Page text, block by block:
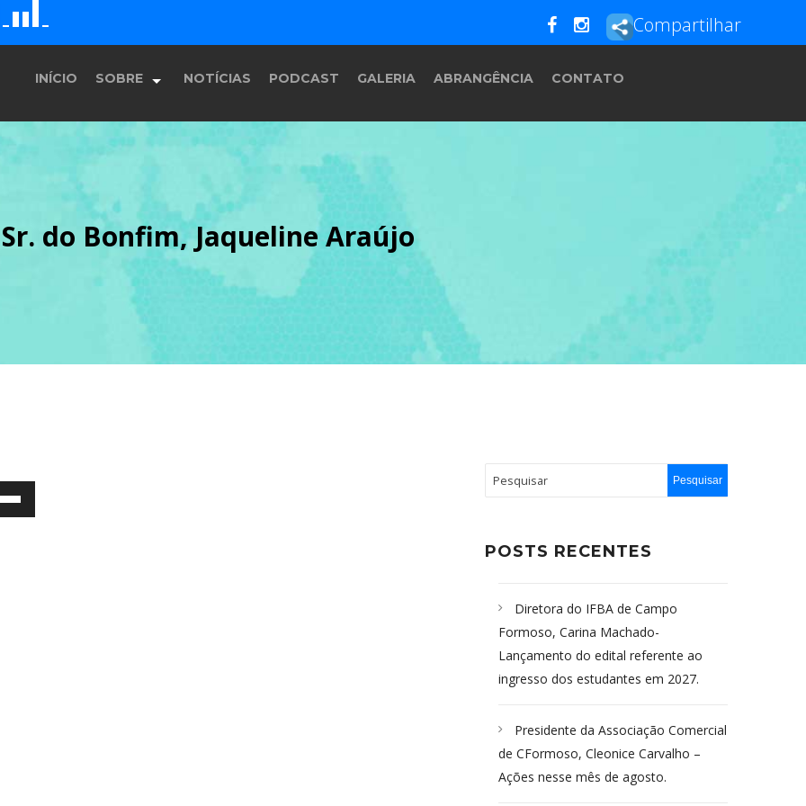
DE F
H
Compartilhar
INÍCIO SOBRE
História
Equipe
Programação
NOTÍCIAS PODCAST GALERIA ABRANGÊNCIA CONTATO
do Bonfim, Jaqueline Araújo
POSTS RECENTES
Diretora do IFBA de Campo
Formoso, Carina Machado-
Lançamento do edital referente ao
ingresso dos estudantes em 2027.
Presidente da Associação Comercial
de CFormoso, Cleonice Carvalho –
Ações nesse mês de agosto.